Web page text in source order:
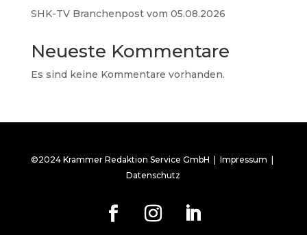
SHK-TV Branchenpost vom 05.08.2026
Neueste Kommentare
Es sind keine Kommentare vorhanden.
©2024 Krammer Redaktion Service GmbH |Impressum
Datenschutz